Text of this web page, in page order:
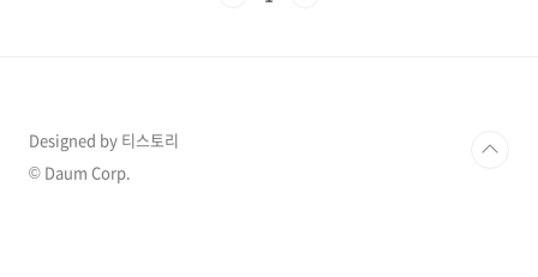
Designed by 티스토리
© Daum Corp.